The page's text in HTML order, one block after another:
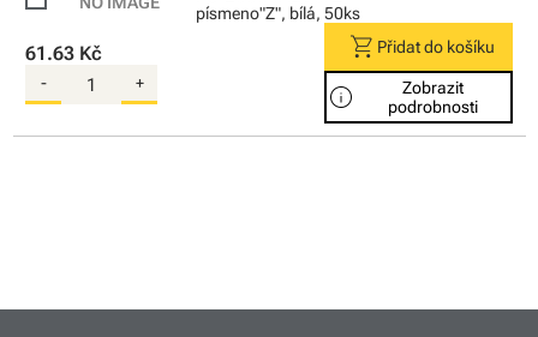
písmeno"Z", bílá, 50ks
61.63 Kč
- +
shopping_cart Přidat do košíku
info
Zobrazit
podrobnosti